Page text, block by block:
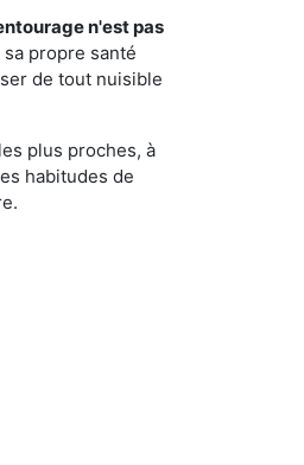
n'est pas
propre santé
de tout nuisible
plus proches, à
habitudes de